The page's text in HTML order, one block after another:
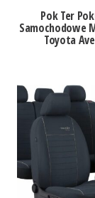
Pok Ter
Samochodowe
Toyota